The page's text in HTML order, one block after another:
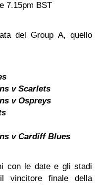
7.15pm BST
del Group A, quello
v Scarlets
v Ospreys
v Cardiff Blues
con le date e gli stadi
vincitore finale della